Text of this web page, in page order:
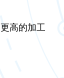
高的加工